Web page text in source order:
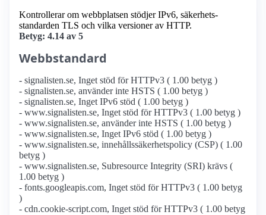
Kontrollerar om webbplatsen stödjer IPv6, säkerhets­
standarden TLS och vilka versioner av HTTP.
Betyg: 4.14 av 5
Webbstandard
- signalisten.se, Inget stöd för HTTPv3 ( 1.00 betyg )
- signalisten.se, använder inte HSTS ( 1.00 betyg )
- signalisten.se, Inget IPv6 stöd ( 1.00 betyg )
- www.signalisten.se, Inget stöd för HTTPv3 ( 1.00 betyg )
- www.signalisten.se, använder inte HSTS ( 1.00 betyg )
- www.signalisten.se, Inget IPv6 stöd ( 1.00 betyg )
- www.signalisten.se, innehållssäkerhetspolicy (CSP) ( 1.00
betyg )
- www.signalisten.se, Subresource Integrity (SRI) krävs (
1.00 betyg )
- fonts.googleapis.com, Inget stöd för HTTPv3 ( 1.00 betyg
)
- cdn.cookie-script.com, Inget stöd för HTTPv3 ( 1.00 betyg